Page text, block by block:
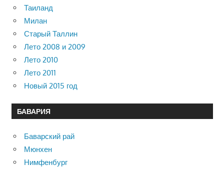
Таиланд
Милан
Старый Таллин
Лето 2008 и 2009
Лето 2010
Лето 2011
Новый 2015 год
БАВАРИЯ
Баварский рай
Мюнхен
Нимфенбург